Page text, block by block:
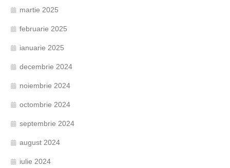
martie 2025
februarie 2025
ianuarie 2025
decembrie 2024
noiembrie 2024
octombrie 2024
septembrie 2024
august 2024
iulie 2024